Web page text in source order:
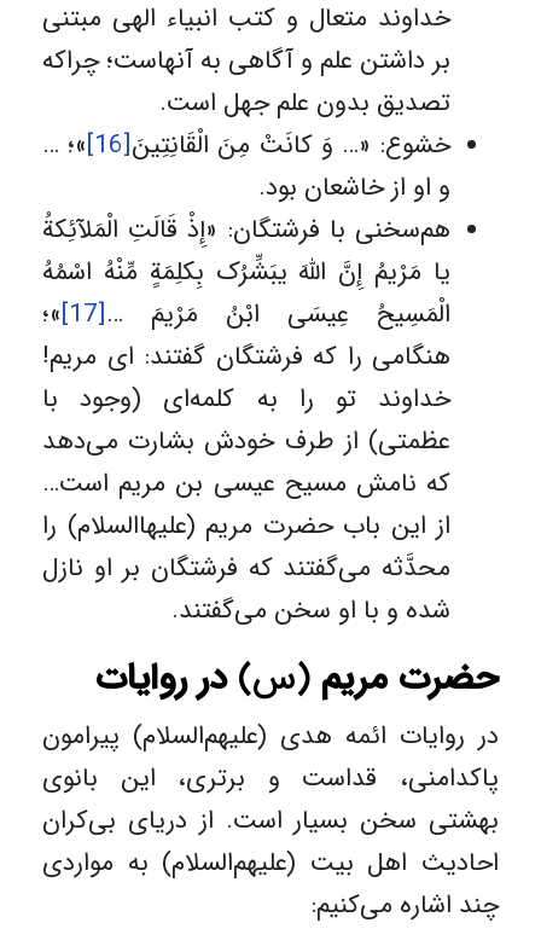
خداوند متعال و کتب انبیاء الهی مبتنی
بر داشتن علم و آگاهی به آنهاست؛ چراکه
تصدیق بدون علم جهل است.
خشوع: «… وَ کانَتْ مِنَ الْقَانِتِینَ[16]
»؛ …
و او از خاشعان بود.
هم‌سخنی با فرشتگان: «إِذْ قَالَتِ الْمَلآئِکةُ
یا مَرْیمُ إِنَّ اللّهَ یبَشِّرُک بِکلِمَةٍ مِّنْهُ اسْمُهُ
الْمَسِیحُ عِیسَى ابْنُ مَرْیمَ …[17]
»؛
هنگامى را که فرشتگان گفتند: اى مریم!
خداوند تو را به کلمه‌اى (وجود با
عظمتى) از طرف خودش بشارت مى‌دهد
که نامش مسیح عیسى بن مریم است…
از این باب حضرت مریم (علیهاالسلام) را
محدَّثه می‌گفتند که فرشتگان بر او نازل
شده و با او سخن می‌گفتند.
حضرت مریم (س)در روایات
در روایات ائمه هدی (علیهم‌السلام) پیرامون
پاکدامنی، قداست و برتری، این بانوی
بهشتی سخن بسیار است. از دریای بی‌کران
احادیث اهل بیت (علیهم‌السلام) به مواردی
چند اشاره می‌کنیم: